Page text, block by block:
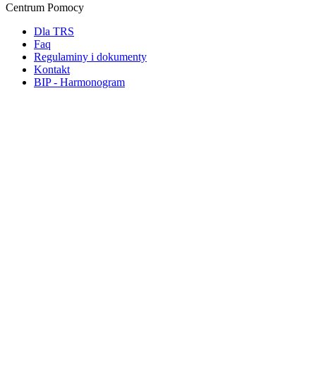
Centrum Pomocy
Dla TRS
Faq
Regulaminy i dokumenty
Kontakt
BIP - Harmonogram